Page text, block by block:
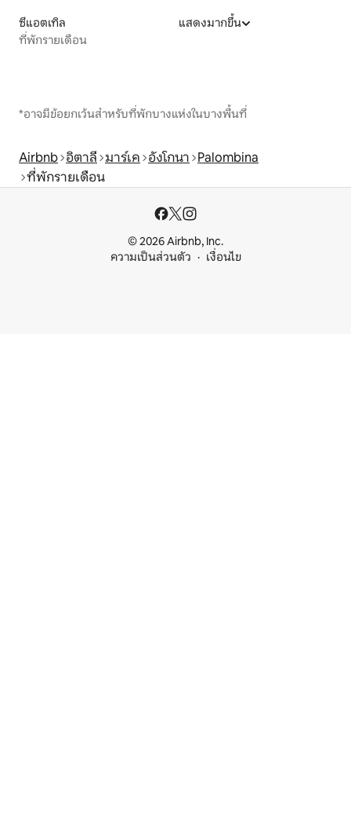
ซีแอตเทิล
ที่พักรายเดือน
แสดงมากขึ้น
*อาจมีข้อยกเว้นสำหรับที่พักบางแห่งในบางพื้นที่
Airbnb อิตาลี มาร์เค อังโกนา Palombina
ที่พักรายเดือน
© 2026 Airbnb, Inc.
ความเป็นส่วนตัว
เงื่อนไข